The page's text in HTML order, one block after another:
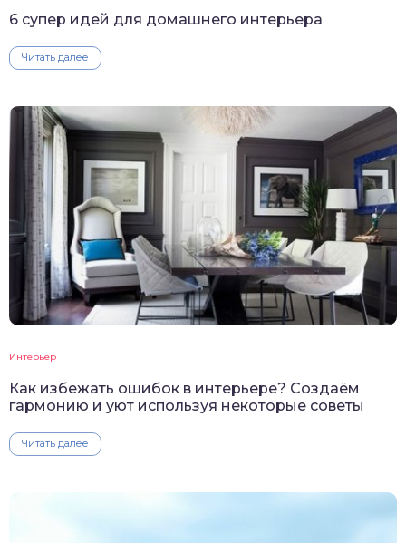
6 супер идей для домашнего интерьера
Читать далее
Интерьер
Как избежать ошибок в интерьере? Создаём
гармонию и уют используя некоторые советы
Читать далее